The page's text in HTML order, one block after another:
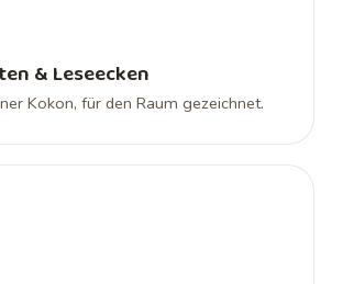
& Leseecken
Kokon, für den Raum gezeichnet.